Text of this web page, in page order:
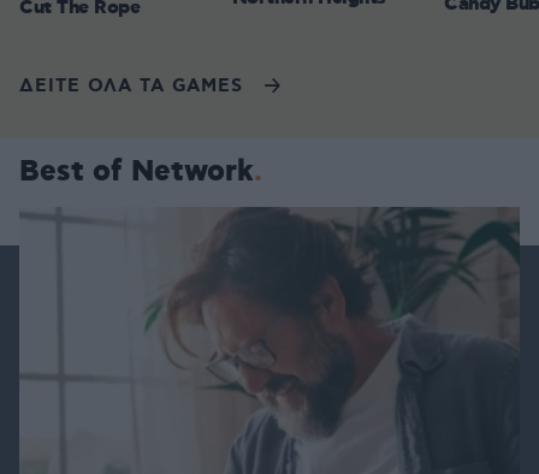
Cut The Rope
ΔΕΙΤΕ ΟΛΑ ΤΑ GAMES
Best of Network